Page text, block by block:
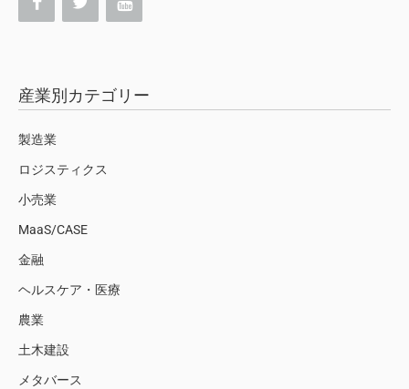
産業別カテゴリー
製造業
ロジスティクス
小売業
MaaS/CASE
金融
ヘルスケア・医療
農業
土木建設
メタバース